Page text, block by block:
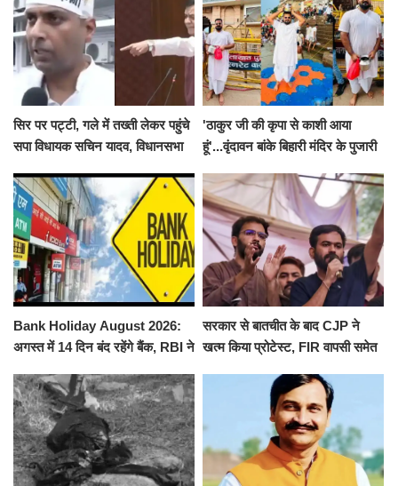
सिर पर पट्टी, गले में तख्ती लेकर पहुंचे
सपा विधायक सचिन यादव, विधानसभा
निलंबित
'ठाकुर जी की कृपा से काशी आया
हूं'...वृंदावन बांके बिहारी मंदिर के पुजारी
जलाभिषेक
Bank Holiday August 2026:
अगस्त में 14 दिन बंद रहेंगे बैंक, RBI ने
सरकार से बातचीत के बाद CJP ने
खत्म किया प्रोटेस्ट, FIR वापसी समेत